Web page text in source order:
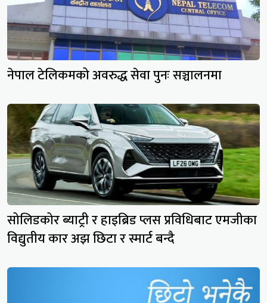
नेपाल टेलिकमको अवरुद्ध सेवा पुनः सञ्चालनमा
सोलिडकोर ब्याट्री र हाइब्रिड प्लस प्रविधिबाट एमजीका
विद्युतीय कार अझ छिटा र स्मार्ट बन्दै